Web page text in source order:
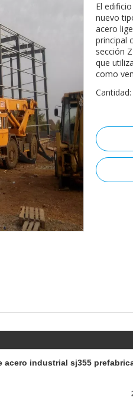
El
nuevo
acero
principal
sección
que
como
Cantidad:
industrial sj355